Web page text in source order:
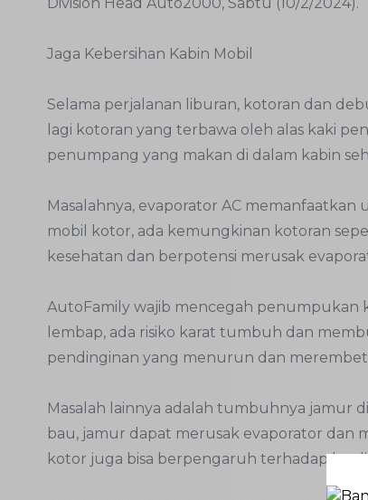
Jaga Kebersihan Kabin Mobil
Selama perjalanan liburan, kotoran dan
lagi kotoran yang terbawa oleh alas kaki
penumpang yang makan di dalam kabin
Masalahnya, evaporator AC
mobil kotor, ada kemungkinan kotoran
kesehatan dan berpotensi merusak
AutoFamily wajib mencegah penumpukan
lembap, ada risiko karat tumbuh dan
pendinginan yang menurun dan merembet
Masalah lainnya adalah tumbuhnya jamur
bau, jamur dapat merusak evaporator dan
kotor juga bisa berpengaruh terhadap